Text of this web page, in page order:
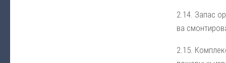
2.14. За­пас
ва
2.15.